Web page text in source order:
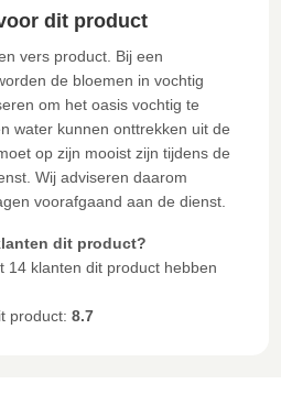
dit product
vers product. Bij een
de bloemen in vochtig
om het oasis vochtig te
water kunnen onttrekken uit de
op zijn mooist zijn tijdens de
Wij adviseren daarom
voorafgaand aan de dienst.
dit product?
14 klanten dit product hebben
product:8.7